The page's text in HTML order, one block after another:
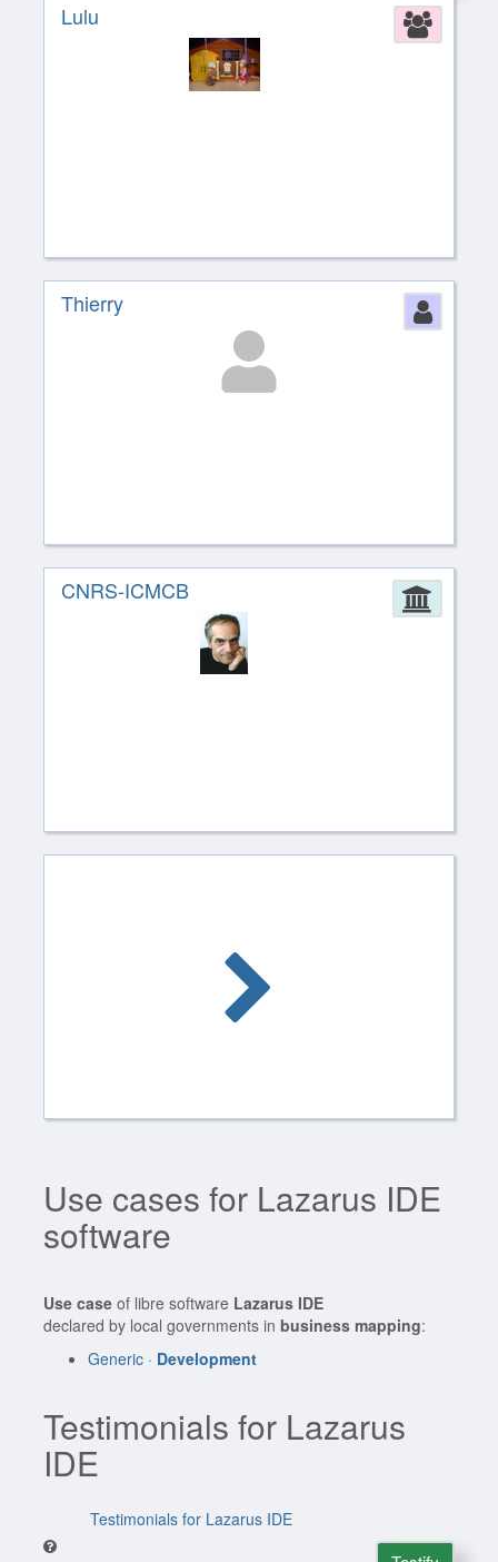
Lulu
Thierry
CNRS-ICMCB
Use cases for Lazarus IDE
software
Use case of libre software Lazarus IDE
declared by local governments inbusiness mapping:
Generic · Development
Testimonials for Lazarus
IDE
Testimonials for Lazarus IDE